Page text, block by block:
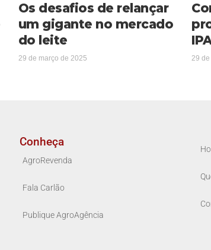
Os desafios de relançar
um gigante no mercado
do leite
29 de março de 2025 29
Conheça
AgroRevenda
Fala Carlão
Publique AgroAgência